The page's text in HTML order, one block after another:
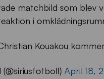
matchbild som blev
i
Kouakou
April 18,